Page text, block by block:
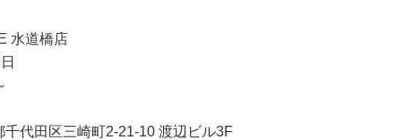
水道橋店
田区三崎町2-21-10 渡辺ビル3F